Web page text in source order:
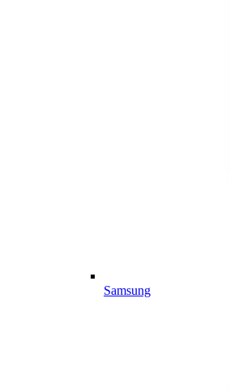
Samsung